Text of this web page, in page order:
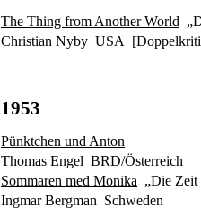
The Thing from Another World
Christian Nyby USA
1953
Pünktchen und Anton
Thomas Engel BRD/Österreich
Sommaren med Monika „Die
Ingmar Bergman Schweden